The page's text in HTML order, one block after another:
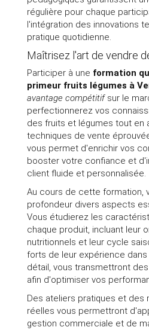
régulière pour chaque
l'intégration des innovations
pratique quotidienne.
Maîtrisez l'art de vendre
Participer à une formation
primeur fruits légumes à
avantage compétitifsur le
perfectionnerez vos
des fruits et légumes tout en
techniques de vente
vous permet d'enrichir vos
booster votre confiance et
client fluide et personnalisée.
Au cours de cette formation,
profondeur divers aspects
Vous étudierez les
chaque produit, incluant leur
nutritionnels et leur cycle
forts de leur expérience
détail, vous transmettront
afin d'optimiser vos
Des ateliers pratiques et des
réelles vous permettront
gestion commerciale et de